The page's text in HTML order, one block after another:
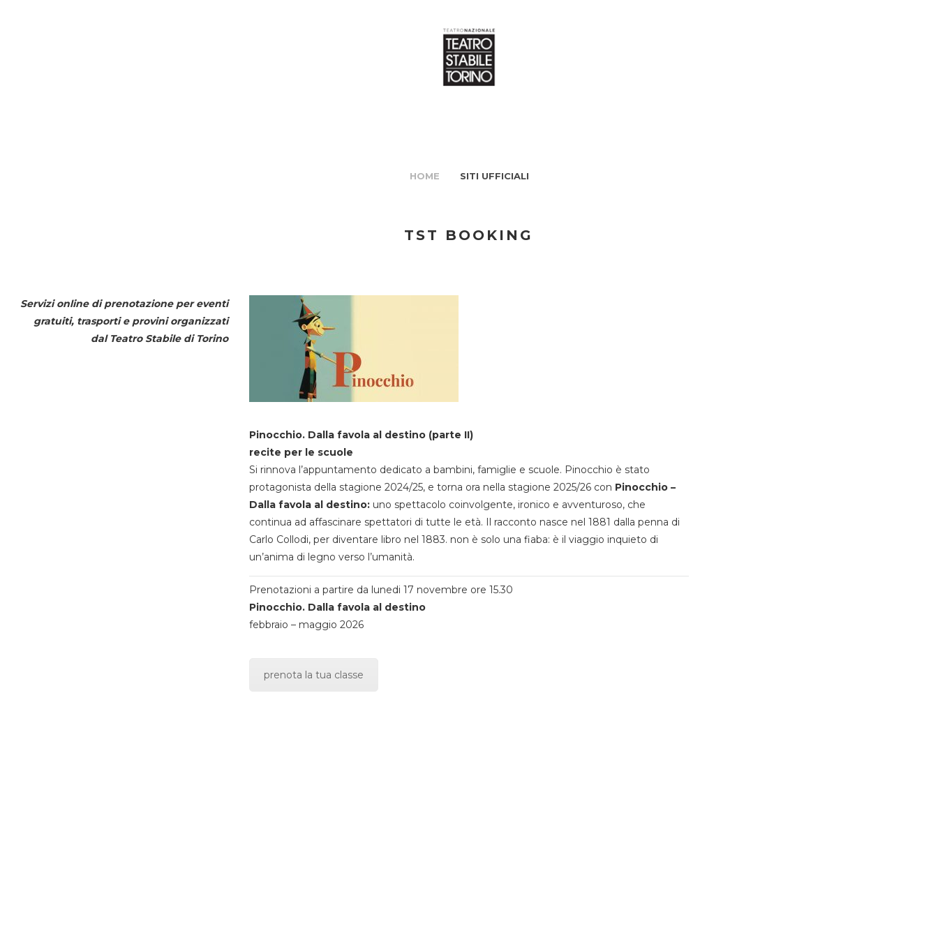
HOME SITI UFFICIALI
TST BOOKING
Servizi online di prenotazione per eventi
gratuiti, trasporti e provini organizzati
dal Teatro Stabile di Torino
Pinocchio. Dalla favola al destino (parte II)
recite per le scuole
Si rinnova l’appuntamento dedicato a bambini, famiglie e scuole. Pinocchio è stato
protagonista della stagione 2024/25, e torna ora nella stagione 2025/26 con Pinocchio –
Dalla favola al destino:uno spettacolo coinvolgente, ironico e avventuroso, che
continua ad affascinare spettatori di tutte le età. Il racconto nasce nel 1881 dalla penna di
Carlo Collodi, per diventare libro nel 1883. non è solo una fiaba: è il viaggio inquieto di
un’anima di legno verso l’umanità.
Prenotazioni a partire da lunedi 17 novembre ore 15.30
Pinocchio. Dalla favola al destino
febbraio – maggio 2026
prenota la tua classe